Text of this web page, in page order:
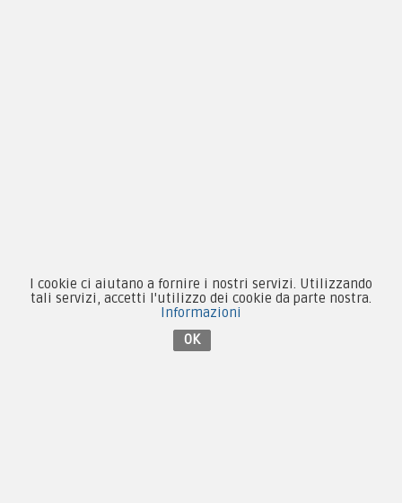
Contattaci su Facebook
I cookie ci aiutano a fornire i nostri servizi. Utilizzando
tali servizi, accetti l'utilizzo dei cookie da parte nostra.
Informazioni
OK